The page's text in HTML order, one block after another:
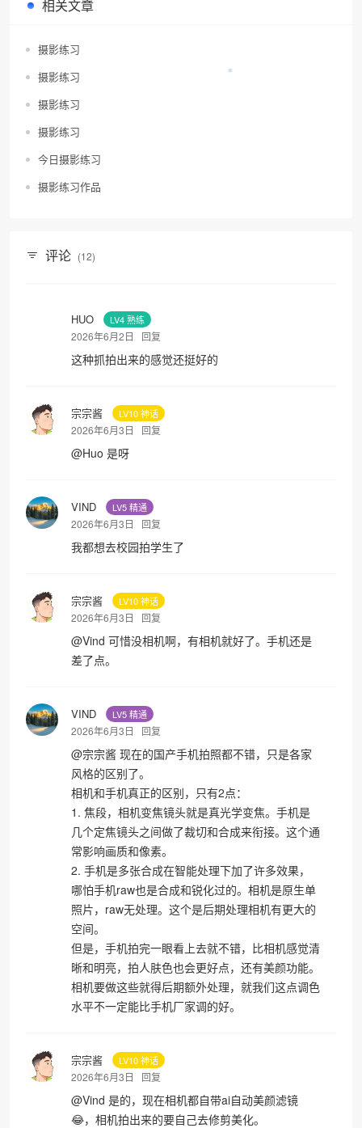
相关文章
摄影练习
摄影练习
摄影练习
摄影练习
今日摄影练习
摄影练习作品
评论 (12)
HUO LV4 熟练
2026年6月2日 回复
这种抓拍出来的感觉还挺好的
宗宗酱 LV10 神话
2026年6月3日 回复
@Huo 是呀
VIND LV5 精通
2026年6月3日 回复
我都想去校园拍学生了
宗宗酱 LV10 神话
2026年6月3日 回复
@Vind 可惜没相机啊，有相机就好了。手机还是
差了点。
VIND LV5 精通
2026年6月3日 回复
@宗宗酱 现在的国产手机拍照都不错，只是各家
风格的区别了。
相机和手机真正的区别，只有2点：
1. 焦段，相机变焦镜头就是真光学变焦。手机是
几个定焦镜头之间做了裁切和合成来衔接。这个通
常影响画质和像素。
2. 手机是多张合成在智能处理下加了许多效果，
哪怕手机raw也是合成和锐化过的。相机是原生单
照片，raw无处理。这个是后期处理相机有更大的
空间。
但是，手机拍完一眼看上去就不错，比相机感觉清
晰和明亮，拍人肤色也会更好点，还有美颜功能。
相机要做这些就得后期额外处理，就我们这点调色
水平不一定能比手机厂家调的好。
宗宗酱 LV10 神话
2026年6月3日 回复
@Vind 是的，现在相机都自带ai自动美颜滤镜
😂，相机拍出来的要自己去修剪美化。